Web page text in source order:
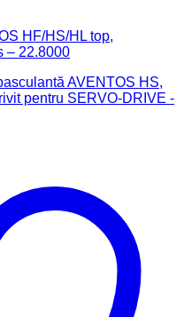
HF/HS/HL top,
– 22.8000